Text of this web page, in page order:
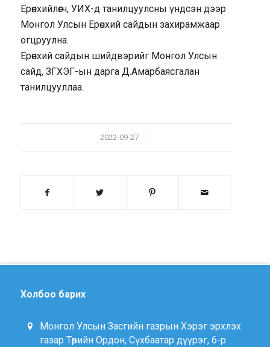
Ерөнхийлөгч, УИХ-д танилцуулсны үндсэн дээр
Монгол Улсын Ерөнхий сайдын захирамжаар
огцруулна.
Ерөнхий сайдын шийдвэрийг Монгол Улсын
сайд, ЗГХЭГ-ын дарга Д.Амарбаясгалан
танилцууллаа.
2022-09-27
/
Холбоо барих
Монгол Улсын Засгийн газрын Хэрэг эрхлэх
газар Төрийн Ордон, Сүхбаатар дүүрэг, 6-р